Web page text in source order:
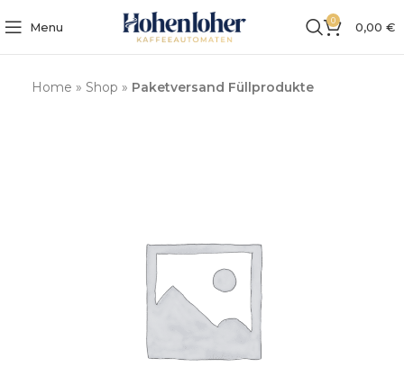
Menu 0 0,00 €
Home » Shop » Paketversand Füllprodukte